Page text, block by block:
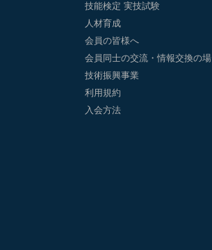
技能検定 実技試験
人材育成
会員の皆様へ
会員同士の交流・情報交換の場
技術振興事業
利用規約
入会方法